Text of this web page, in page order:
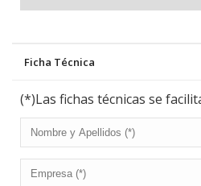
Ficha Técnica
(*)Las fichas técnicas se